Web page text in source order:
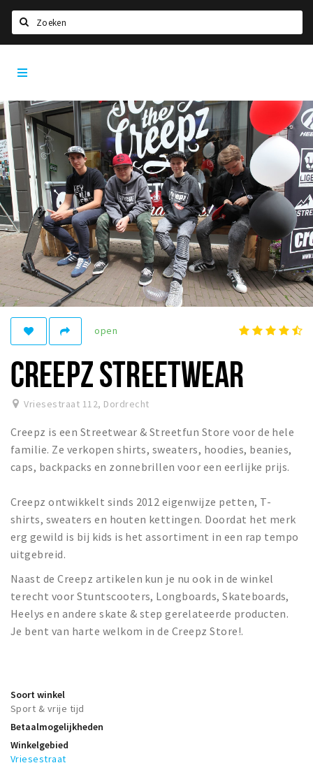
Home
Agenda
Bioscoopagenda
Deals
Nieuws
Leuke tips & trends
Interviews
Eten
Drinken
Slapen
Recreatief
Winkelgebieden
Parkeren
Bezienswaardigheden
Musea, theaters & podia
Toeristische routes
Sport
Natuur
Inloggen
open
CREEPZ STREETWEAR
Vriesestraat 112, Dordrecht
Creepz is een Streetwear & Streetfun Store voor de hele
familie. Ze verkopen shirts, sweaters, hoodies, beanies,
caps, backpacks en zonnebrillen voor een eerlijke prijs.
Creepz ontwikkelt sinds 2012 eigenwijze petten, T-
shirts, sweaters en houten kettingen. Doordat het merk
erg gewild is bij kids is het assortiment in een rap tempo
uitgebreid.
Naast de Creepz artikelen kun je nu ook in de winkel
terecht voor Stuntscooters, Longboards, Skateboards,
Heelys en andere skate & step gerelateerde producten.
Je bent van harte welkom in de Creepz Store!.
Soort winkel
Sport & vrije tijd
Betaalmogelijkheden
Winkelgebied
Vriesestraat